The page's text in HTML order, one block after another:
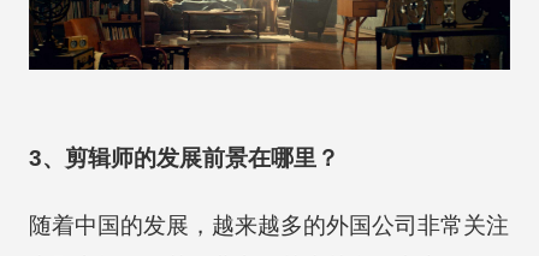
3、剪辑师的发展前景在哪里？
随着中国的发展，越来越多的外国公司非常关注